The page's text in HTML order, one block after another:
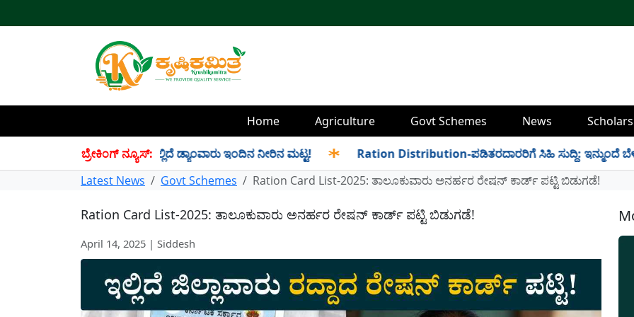
Home Agriculture Govt Schemes News
ಬ್ರೇಕಿಂಗ್ ನ್ಯೂಸ್:
TMC ನೀರು ಸಂಗ್ರಹ! ಇಲ್ಲಿದೆ ಡ್ಯಾಂವಾರು ಇಂದಿನ ನೀರಿನ ಮಟ್ಟ! ✱ Ration Distribution-ಪಡಿತರದಾರರಿಗೆ ಸಿಹಿ ಸುದ್ದಿ: ಇನ್ಮುಂದೆ ಬೆಳಿಗ್ಗೆ
Latest News
Govt Schemes Ration Card List-2025: ತಾಲೂಕುವಾರು ಅನರ್ಹರ ರೇಷನ್ ಕಾರ್ಡ್ ಪಟ್ಟಿ ಬಿಡುಗಡೆ!
Ration Card List-2025: ತಾಲೂಕುವಾರು ಅನರ್ಹರ ರೇಷನ್ ಕಾರ್ಡ್ ಪಟ್ಟಿ ಬಿಡುಗಡೆ!
April 14, 2025 | Siddesh